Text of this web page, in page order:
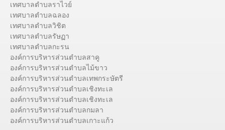
เทศบาลตำบลราไวย์
เทศบาลตำบลฉลอง
เทศบาลตำบลวิชิต
เทศบาลตำบลรัษฏา
เทศบาลตำบลกะรน
องค์การบริหารส่วนตำบลสาคู
องค์การบริหารส่วนตำบลไม้ขาว
องค์การบริหารส่วนตำบลเทพกระษัตรี
องค์การบริหารส่วนตำบลเชิงทะเล
องค์การบริหารส่วนตำบลเชิงทะเล
องค์การบริหารส่วนตำบลกมลา
องค์การบริหารส่วนตำบลเกาะแก้ว